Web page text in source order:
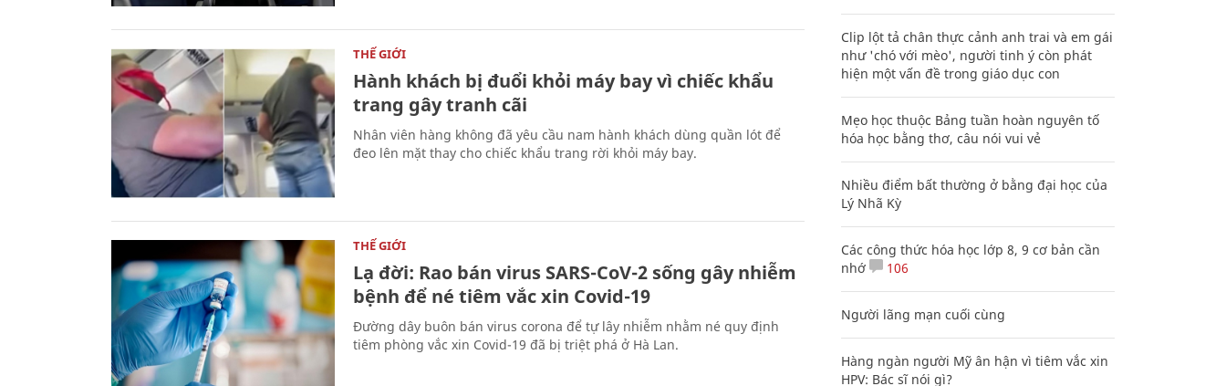
THẾ GIỚI
Hành khách bị đuổi khỏi máy bay vì chiếc khẩu
trang gây tranh cãi
Nhân viên hàng không đã yêu cầu nam hành khách dùng quần lót để
đeo lên mặt thay cho chiếc khẩu trang rời khỏi máy bay.
THẾ GIỚI
Lạ đời: Rao bán virus SARS-CoV-2 sống gây nhiễm
bệnh để né tiêm vắc xin Covid-19
Đường dây buôn bán virus corona để tự lây nhiễm nhằm né quy định
tiêm phòng vắc xin Covid-19 đã bị triệt phá ở Hà Lan.
Clip lột tả chân thực cảnh anh trai và em gái
như 'chó với mèo', người tinh ý còn phát
hiện một vấn đề trong giáo dục con
Mẹo học thuộc Bảng tuần hoàn nguyên tố
hóa học bằng thơ, câu nói vui vẻ
Nhiều điểm bất thường ở bằng đại học của
Lý Nhã Kỳ
Các công thức hóa học lớp 8, 9 cơ bản cần
nhớ
106
Người lãng mạn cuối cùng
Hàng ngàn người Mỹ ân hận vì tiêm vắc xin
HPV: Bác sĩ nói gì?